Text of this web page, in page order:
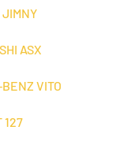
ASX
VITO
127